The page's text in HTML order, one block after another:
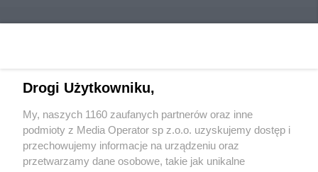
Drogi Użytkowniku,
My, naszych 1160 zaufanych partnerów oraz inne
podmioty z Media Operator sp z.o.o. uzyskujemy dostęp i
przechowujemy informacje na urządzeniu oraz
przetwarzamy dane osobowe, takie jak unikalne